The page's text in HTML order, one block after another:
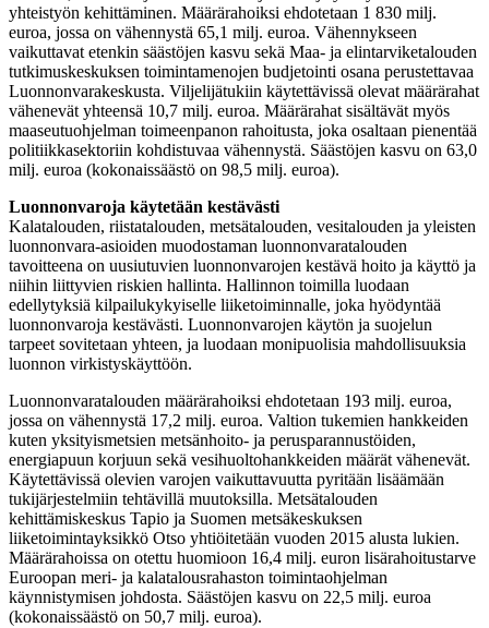
yhteistyön kehittäminen. Määrärahoiksi ehdotetaan 1 830 milj.
euroa, jossa on vähennystä 65,1 milj. euroa. Vähennykseen
vaikuttavat etenkin säästöjen kasvu sekä Maa- ja elintarviketalouden
tutkimuskeskuksen toimintamenojen budjetointi osana perustettavaa
Luonnonvarakeskusta. Viljelijätukiin käytettävissä olevat määrärahat
vähenevät yhteensä 10,7 milj. euroa. Määrärahat sisältävät myös
maaseutuohjelman toimeenpanon rahoitusta, joka osaltaan pienentää
politiikkasektoriin kohdistuvaa vähennystä. Säästöjen kasvu on 63,0
milj. euroa (kokonaissäästö on 98,5 milj. euroa).
Luonnonvaroja käytetään kestävästi
Kalatalouden, riistatalouden, metsätalouden, vesitalouden ja yleisten
luonnonvara-asioiden muodostaman luonnonvaratalouden
tavoitteena on uusiutuvien luonnonvarojen kestävä hoito ja käyttö ja
niihin liittyvien riskien hallinta. Hallinnon toimilla luodaan
edellytyksiä kilpailukykyiselle liiketoiminnalle, joka hyödyntää
luonnonvaroja kestävästi. Luonnonvarojen käytön ja suojelun
tarpeet sovitetaan yhteen, ja luodaan monipuolisia mahdollisuuksia
luonnon virkistyskäyttöön.
Luonnonvaratalouden määrärahoiksi ehdotetaan 193 milj. euroa,
jossa on vähennystä 17,2 milj. euroa. Valtion tukemien hankkeiden
kuten yksityismetsien metsänhoito- ja perusparannustöiden,
energiapuun korjuun sekä vesihuoltohankkeiden määrät vähenevät.
Käytettävissä olevien varojen vaikuttavuutta pyritään lisäämään
tukijärjestelmiin tehtävillä muutoksilla. Metsätalouden
kehittämiskeskus Tapio ja Suomen metsäkeskuksen
liiketoimintayksikkö Otso yhtiöitetään vuoden 2015 alusta lukien.
Määrärahoissa on otettu huomioon 16,4 milj. euron lisärahoitustarve
Euroopan meri- ja kalatalousrahaston toimintaohjelman
käynnistymisen johdosta. Säästöjen kasvu on 22,5 milj. euroa
(kokonaissäästö on 50,7 milj. euroa).